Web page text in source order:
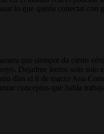
lo que quería conectar
que siempre da cierto
Dejadme leeros solo
días el 8 de marzo Ana
conceptos que había